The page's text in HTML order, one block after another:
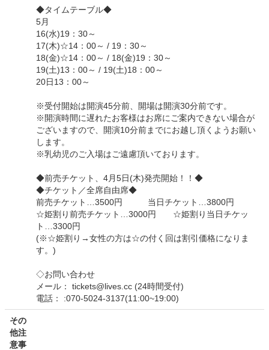
◆タイムテーブル◆
5月
16(水)19：30～
17(木)☆14：00～ / 19：30～
18(金)☆14：00～ / 18(金)19：30～
19(土)13：00～ / 19(土)18：00～
20日13：00～
※受付開始は開演45分前、開場は開演30分前です。
※開演時間に遅れたお客様はお席にご案内できない場合が
ございますので、開演10分前までにお越し頂くようお願い
します。
※乳幼児のご入場はご遠慮頂いております。
◆前売チケット、4月5日(木)発売開始！！◆
◆チケット／全席自由席◆
前売チケット…3500円 当日チケット…3800円
☆姫割り前売チケット…3000円 ☆姫割り当日チケッ
ト…3300円
(※☆姫割り→女性の方は☆の付く回は割引価格になりま
す。)
◇お問い合わせ
メール： tickets@lives.cc (24時間受付)
電話： :070-5024-3137(11:00~19:00)
その
他注
意事